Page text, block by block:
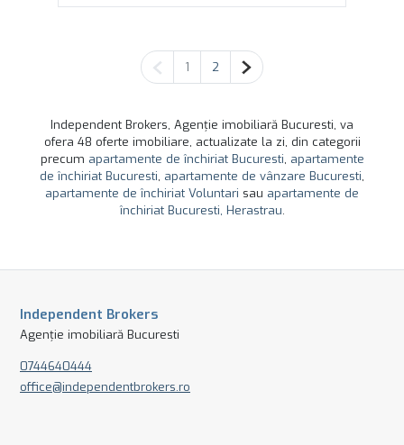
Pagina anterioară
1 2 Pagina următoare
Independent Brokers, Agenție imobiliară Bucuresti, va
ofera 48 oferte imobiliare, actualizate la zi, din categorii
precum apartamente de închiriat Bucuresti, apartamente
de închiriat Bucuresti, apartamente de vânzare Bucuresti,
apartamente de închiriat Voluntari sau apartamente de
închiriat Bucuresti, Herastrau.
Independent Brokers
Agenție imobiliară Bucuresti
0744640444
office@independentbrokers.ro